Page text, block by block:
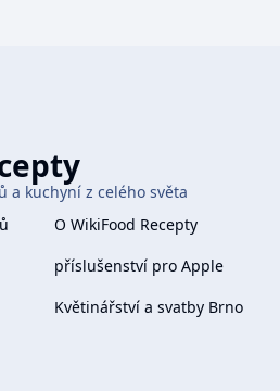
a kuchyní z celého světa
O WikiFood Recepty
příslušenství pro Apple
Květinářství a svatby Brno